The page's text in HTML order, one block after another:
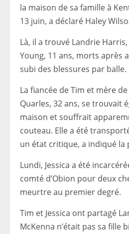
la maison de sa famille à
13 juin, a déclaré Haley
Là, il a trouvé Landrie
Young, 11 ans, morts après
subi des blessures par balle.
La fiancée de Tim et mère
Quarles, 32 ans, se trouvait
maison et souffrait
couteau. Elle a été
un état critique, a indiqué la
Lundi, Jessica a été
comté d’Obion pour deux
meurtre au premier degré.
Tim et Jessica ont partagé
McKenna n’était pas sa fille